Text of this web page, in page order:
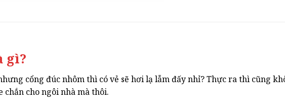
gì?
cổng đúc nhôm thì có vẻ sẽ hơi lạ lẫm đấy nhỉ? Thực ra thì cũng
chắn cho ngôi nhà mà thôi.